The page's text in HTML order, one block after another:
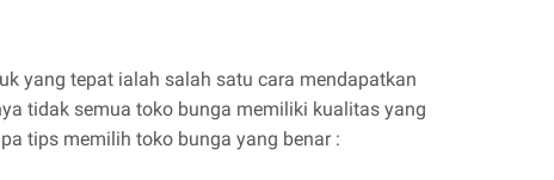
yang tepat ialah salah satu cara mendapatkan
tidak semua toko bunga memiliki kualitas yang
tips memilih toko bunga yang benar :